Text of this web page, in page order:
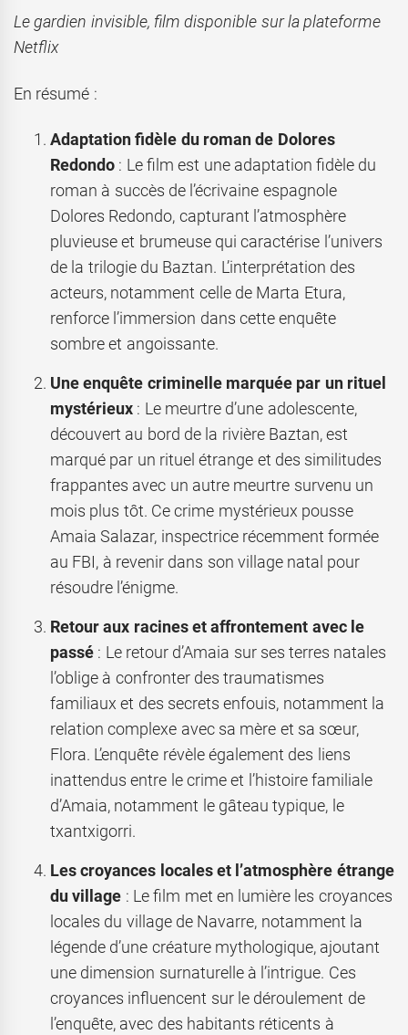
Le gardien invisible, film disponible sur la plateforme
Netflix
En résumé :
Adaptation fidèle du roman de Dolores
Redondo : Le film est une adaptation fidèle du
roman à succès de l’écrivaine espagnole
Dolores Redondo, capturant l’atmosphère
pluvieuse et brumeuse qui caractérise l’univers
de la trilogie du Baztan. L’interprétation des
acteurs, notamment celle de Marta Etura,
renforce l’immersion dans cette enquête
sombre et angoissante.
Une enquête criminelle marquée par un rituel
mystérieux : Le meurtre d’une adolescente,
découvert au bord de la rivière Baztan, est
marqué par un rituel étrange et des similitudes
frappantes avec un autre meurtre survenu un
mois plus tôt. Ce crime mystérieux pousse
Amaia Salazar, inspectrice récemment formée
au FBI, à revenir dans son village natal pour
résoudre l’énigme.
Retour aux racines et affrontement avec le
passé : Le retour d’Amaia sur ses terres natales
l’oblige à confronter des traumatismes
familiaux et des secrets enfouis, notamment la
relation complexe avec sa mère et sa sœur,
Flora. L’enquête révèle également des liens
inattendus entre le crime et l’histoire familiale
d’Amaia, notamment le gâteau typique, le
txantxigorri.
Les croyances locales et l’atmosphère étrange
du village : Le film met en lumière les croyances
locales du village de Navarre, notamment la
légende d’une créature mythologique, ajoutant
une dimension surnaturelle à l’intrigue. Ces
croyances influencent sur le déroulement de
l’enquête, avec des habitants réticents à